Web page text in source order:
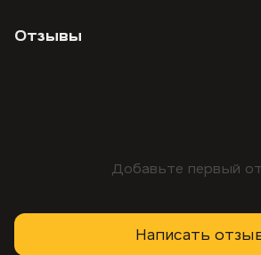
Отзывы
Добавьте первый
Написать